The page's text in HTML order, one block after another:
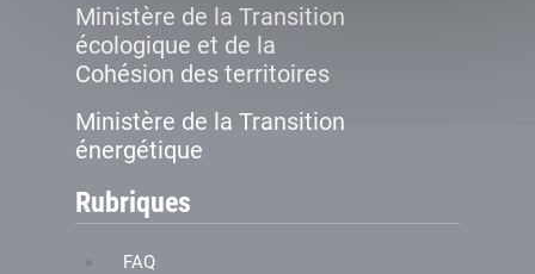
Ministère de la Transition
écologique et de la
Cohésion des territoires
Ministère de la Transition
énergétique
Rubriques
FAQ